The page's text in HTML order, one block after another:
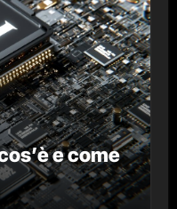
e come